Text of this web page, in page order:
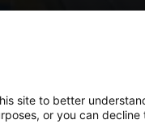
site to better
or you can decline